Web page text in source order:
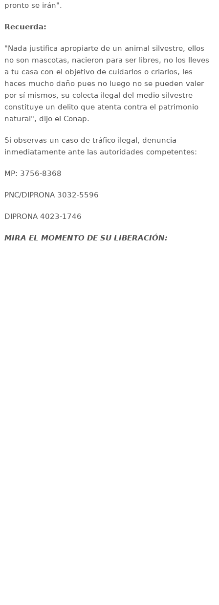
pronto se irán".
Recuerda:
"Nada justifica apropiarte de un animal silvestre, ellos
no son mascotas, nacieron para ser libres, no los lleves
a tu casa con el objetivo de cuidarlos o criarlos, les
haces mucho daño pues no luego no se pueden valer
por sí mismos, su colecta ilegal del medio silvestre
constituye un delito que atenta contra el patrimonio
natural", dijo el Conap.
Si observas un caso de tráfico ilegal, denuncia
inmediatamente ante las autoridades competentes:
MP: 3756-8368
PNC/DIPRONA 3032-5596
DIPRONA 4023-1746
MIRA EL MOMENTO DE SU LIBERACIÓN: